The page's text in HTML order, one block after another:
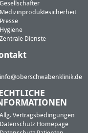
und
geschützt.
jegliche
auf die
und
Gesellschafter
Medizinproduktesicherheit
Presse
Hygiene
Zentrale Dienste
info@oberschwabenklinik.de
Allg. Vertragsbedingungen
Datenschutz Homepage